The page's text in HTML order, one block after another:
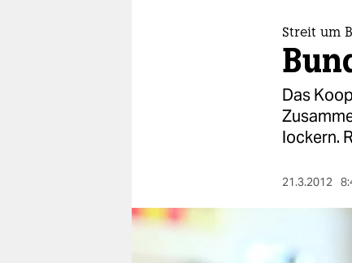
berlin
Streit um
Das
lockern.
21.3.2012